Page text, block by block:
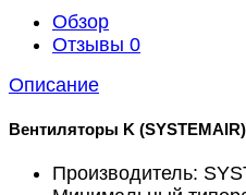
Обзор
Отзывы 0
Описание
Вентиляторы K
Производитель: